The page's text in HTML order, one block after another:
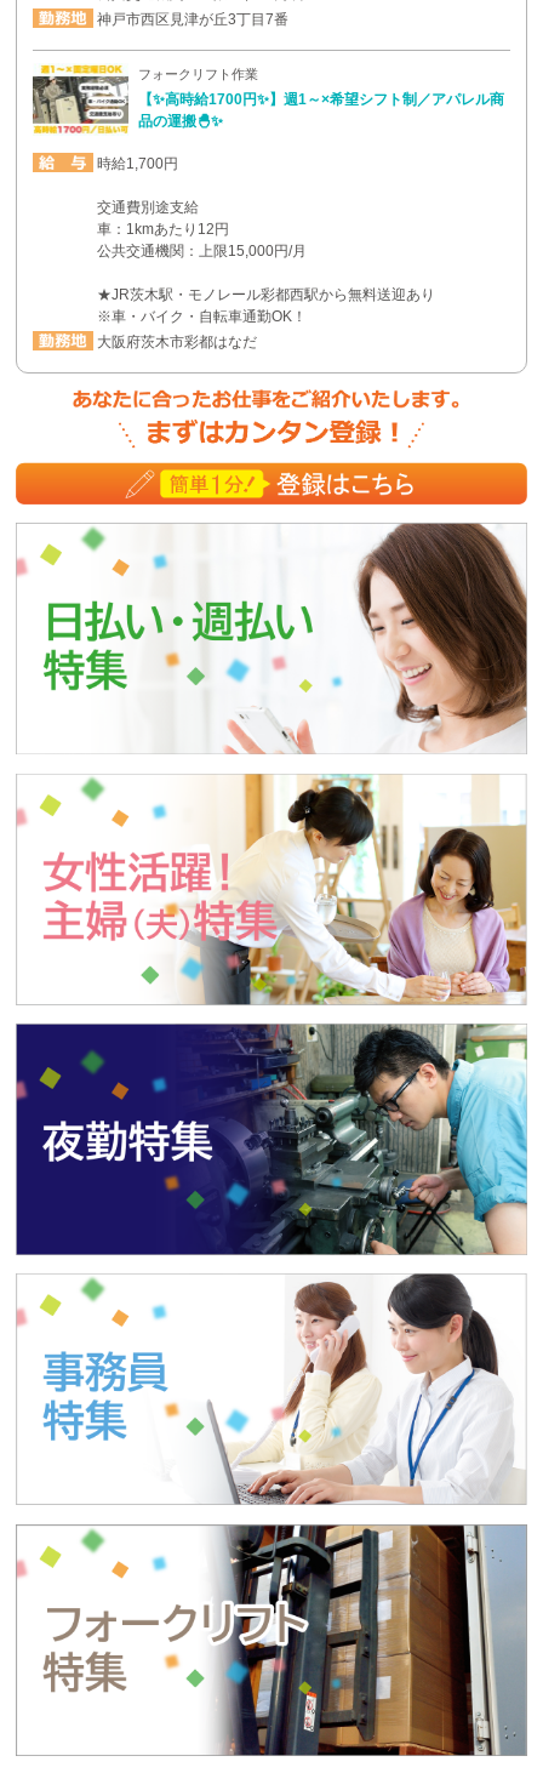
神戸市西区見津が丘3丁目7番
フォークリフト作業
【✨高時給1700円✨】週1～×希望シフト制／アパレル商
品の運搬🐣✨
時給1,700円
交通費別途支給
車：1kmあたり12円
公共交通機関：上限15,000円/月
★JR茨木駅・モノレール彩都西駅から無料送迎あり
※車・バイク・自転車通勤OK！
大阪府茨木市彩都はなだ